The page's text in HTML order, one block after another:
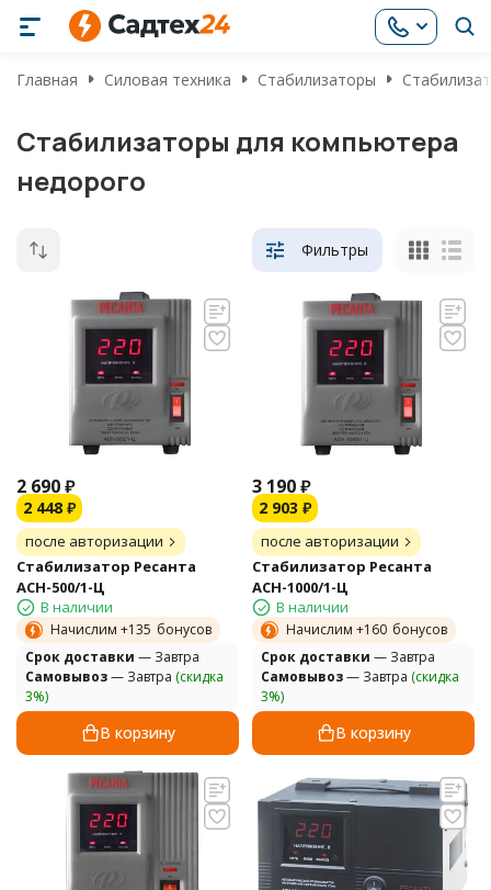
Главная Силовая техника Стабилизаторы
Стабилизаторы для компьютера
недорого
Фильтры
2 690₽
2 448 ₽
после авторизации
Стабилизатор Ресанта
АСН-500/1-Ц
В наличии
Начислим +135 бонусов
Cрок доставки — Завтра
Самовывоз— Завтра (скидка
3%)
В корзину
3 190₽
2 903 ₽
после авторизации
Стабилизатор Ресанта
АСН-1000/1-Ц
В наличии
Начислим +160 бонусов
Cрок доставки — Завтра
Самовывоз— Завтра (скидка
3%)
В корзину